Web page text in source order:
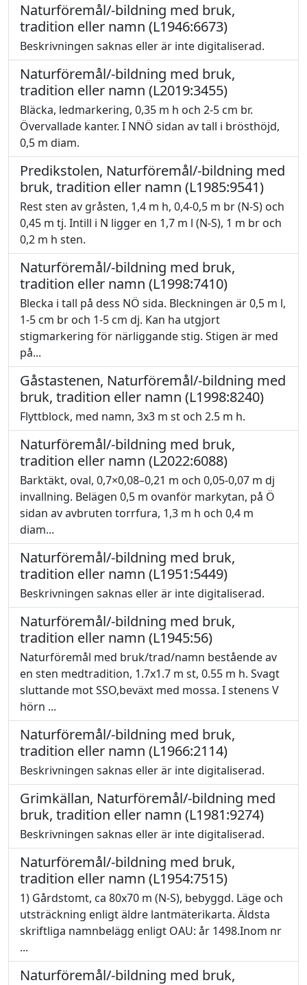
Naturföremål/-bildning med bruk,
tradition eller namn (L1946:6673)
Beskrivningen saknas eller är inte digitaliserad.
Naturföremål/-bildning med bruk,
tradition eller namn (L2019:3455)
Bläcka, ledmarkering, 0,35 m h och 2-5 cm br.
Övervallade kanter. I NNÖ sidan av tall i brösthöjd,
0,5 m diam.
Predikstolen, Naturföremål/-bildning med
bruk, tradition eller namn (L1985:9541)
Rest sten av gråsten, 1,4 m h, 0,4-0,5 m br (N-S) och
0,45 m tj. Intill i N ligger en 1,7 m l (N-S), 1 m br och
0,2 m h sten.
Naturföremål/-bildning med bruk,
tradition eller namn (L1998:7410)
Blecka i tall på dess NÖ sida. Bleckningen är 0,5 m l,
1-5 cm br och 1-5 cm dj. Kan ha utgjort
stigmarkering för närliggande stig. Stigen är med
på...
Gåstastenen, Naturföremål/-bildning med
bruk, tradition eller namn (L1998:8240)
Flyttblock, med namn, 3x3 m st och 2.5 m h.
Naturföremål/-bildning med bruk,
tradition eller namn (L2022:6088)
Barktäkt, oval, 0,7×0,08–0,21 m och 0,05-0,07 m dj
invallning. Belägen 0,5 m ovanför markytan, på Ö
sidan av avbruten torrfura, 1,3 m h och 0,4 m
diam...
Naturföremål/-bildning med bruk,
tradition eller namn (L1951:5449)
Beskrivningen saknas eller är inte digitaliserad.
Naturföremål/-bildning med bruk,
tradition eller namn (L1945:56)
Naturföremål med bruk/trad/namn bestående av
en sten medtradition, 1.7x1.7 m st, 0.55 m h. Svagt
sluttande mot SSO,beväxt med mossa. I stenens V
hörn ...
Naturföremål/-bildning med bruk,
tradition eller namn (L1966:2114)
Beskrivningen saknas eller är inte digitaliserad.
Grimkällan, Naturföremål/-bildning med
bruk, tradition eller namn (L1981:9274)
Beskrivningen saknas eller är inte digitaliserad.
Naturföremål/-bildning med bruk,
tradition eller namn (L1954:7515)
1) Gårdstomt, ca 80x70 m (N-S), bebyggd. Läge och
utsträckning enligt äldre lantmäterikarta. Äldsta
skriftliga namnbelägg enligt OAU: år 1498.Inom nr
...
Naturföremål/-bildning med bruk,